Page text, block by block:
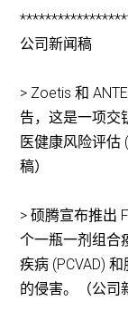
公司新闻稿
> Zoetis 和
告，这是一项交
医健康风险评估
稿）
> 硕腾宣布推出
个一瓶一剂组合
疾病 (PCVAD)
的侵害。（公司